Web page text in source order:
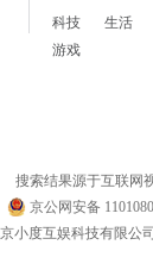
科技
生活
游戏
搜索结果源于互联网
京公网安备
小度互娱科技有限公